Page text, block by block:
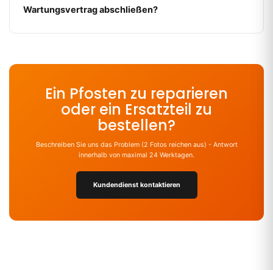
Wartungsvertrag abschließen?
Ein Pfosten zu reparieren
oder ein Ersatzteil zu
bestellen?
Beschreiben Sie uns das Problem (2 Fotos reichen aus) - Antwort
innerhalb von maximal 24 Werktagen.
Kundendienst kontaktieren